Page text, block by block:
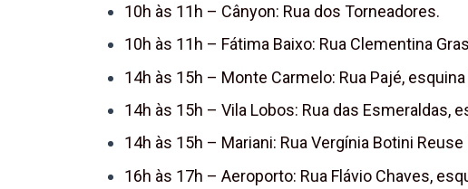
10h às 11h – Cânyon: Rua dos Torneadores.
10h às 11h – Fátima Baixo: Rua Clementina
14h às 15h – Monte Carmelo: Rua Pajé,
14h às 15h – Vila Lobos: Rua das Esmeraldas,
14h às 15h – Mariani: Rua Vergínia Botini
16h às 17h – Aeroporto: Rua Flávio Chaves,